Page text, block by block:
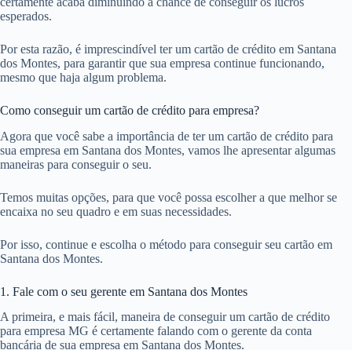
esperados.
Por esta razão, é imprescindível ter um cartão de crédito em Santana
dos Montes, para garantir que sua empresa continue funcionando,
mesmo que haja algum problema.
Como conseguir um cartão de crédito para empresa?
Agora que você sabe a importância de ter um cartão de crédito para
sua empresa em Santana dos Montes, vamos lhe apresentar algumas
maneiras para conseguir o seu.
Temos muitas opções, para que você possa escolher a que melhor se
encaixa no seu quadro e em suas necessidades.
Por isso, continue e escolha o método para conseguir seu cartão em
Santana dos Montes.
1. Fale com o seu gerente em Santana dos Montes
A primeira, e mais fácil, maneira de conseguir um cartão de crédito
para empresa MG é certamente falando com o gerente da conta
bancária de sua empresa em Santana dos Montes.